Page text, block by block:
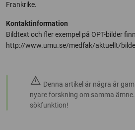
Frankrike.
Kontaktinformation
Bildtext och fler exempel på OPT-bilder
http://www.umu.se/medfak/aktuellt/
warning Denna artikel är några år
nyare forskning om samma
sökfunktion!